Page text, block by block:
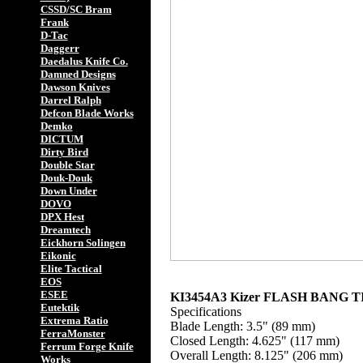
CSSD/SC Bram
Frank
D-Tac
Daggerr
Daedalus Knife Co.
Damned Designs
Dawson Knives
Darrel Ralph
Defcon Blade Works
Demko
DICTUM
Dirty Bird
Double Star
Douk-Douk
Down Under
DOVO
DPX Hest
Dreamtech
Eickhorn Solingen
Eikonic
Elite Tactical
EOS
ESEE
Eutektik
Extrema Ratio
FerraMonster
Ferrum Forge Knife
Works
KI3454A3 Kizer FLASH BANG
Specifications
Blade Length: 3.5" (89 mm)
Closed Length: 4.625" (117 mm)
Overall Length: 8.125" (206 mm)